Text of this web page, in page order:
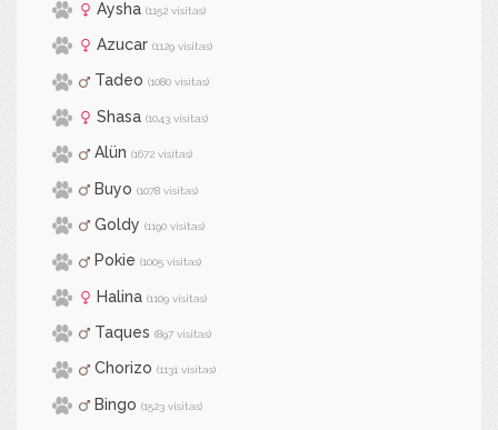
Aysha (1152 visitas)
Azucar (1129 visitas)
Tadeo (1080 visitas)
Shasa (1043 visitas)
Alün (1672 visitas)
Buyo (1078 visitas)
Goldy (1190 visitas)
Pokie (1005 visitas)
Halina (1109 visitas)
Taques (897 visitas)
Chorizo (1131 visitas)
Bingo (1523 visitas)